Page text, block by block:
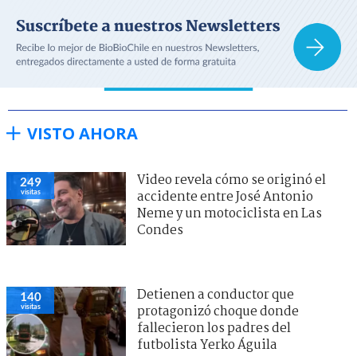
VISTO AHORA
249
visitas
Video revela cómo se originó el
accidente entre José Antonio
Neme y un motociclista en Las
Condes
140
visitas
Detienen a conductor que
protagonizó choque donde
fallecieron los padres del
futbolista Yerko Águila